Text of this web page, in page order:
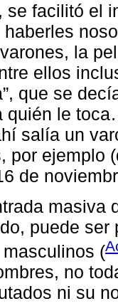
se facilitó el
haberles
la
ellos
que se
quién le
salía un
por ejemplo
de
masiva
puede
(
no
ni su